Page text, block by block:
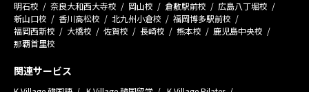
明石校
奈良大和西大寺校 岡山校 倉敷駅前校
広島八丁堀校
新山口校
香川高松校 北九州小倉校
福岡博多駅前校
福岡西新校
大橋校 佐賀校 長崎校 熊本校
鹿児島中央校
那覇首里校
関連サービス